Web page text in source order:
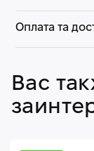
Оплата та
Вас